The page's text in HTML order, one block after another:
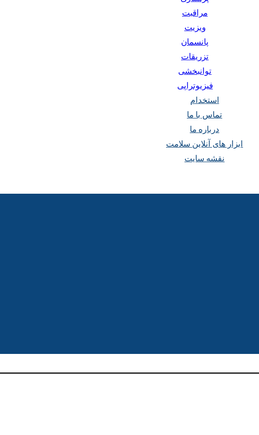
مراقبت
ویزیت
پانسمان
تزریقات
توانبخشی
فیزیوتراپی
استخدام
تماس با ما
درباره ما
ابزار های آنلاین سلامت
نقشه سایت